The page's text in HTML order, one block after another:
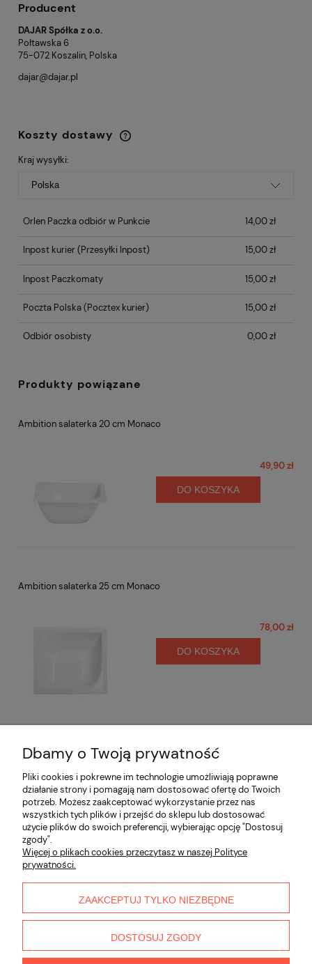
Producent
DAJAR Spółka z o.o.
Połtawska 6
75-072 Koszalin, Polska
dajar@dajar.pl
Koszty dostawy
Cena nie zawiera ewentualnych kosztów
płatności
Kraj wysyłki:
Orlen Paczka odbiór w Punkcie 14,00 zł
Inpost kurier(Przesyłki Inpost) 15,00 zł
Inpost Paczkomaty 15,00 zł
Poczta Polska(Pocztex kurier) 15,00 zł
Odbiór osobisty 0,00 zł
Produkty powiązane
Ambition salaterka 20 cm Monaco
49,90 zł
DO KOSZYKA
Ambition salaterka 25 cm Monaco
78,00 zł
DO KOSZYKA
Opinie o produkcie (0)
Informacje
Płatności i dostawa
O nas
Dbamy o Twoją prywatność
Pliki cookies i pokrewne im technologie umożliwiają poprawne
działanie strony i pomagają nam dostosować ofertę do Twoich
potrzeb. Możesz zaakceptować wykorzystanie przez nas
wszystkich tych plików i przejść do sklepu lub dostosować
użycie plików do swoich preferencji, wybierając opcję "Dostosuj
zgody".
Więcej o plikach cookies przeczytasz w naszej Polityce
prywatności.
ZAAKCEPTUJ TYLKO NIEZBĘDNE
DOSTOSUJ ZGODY